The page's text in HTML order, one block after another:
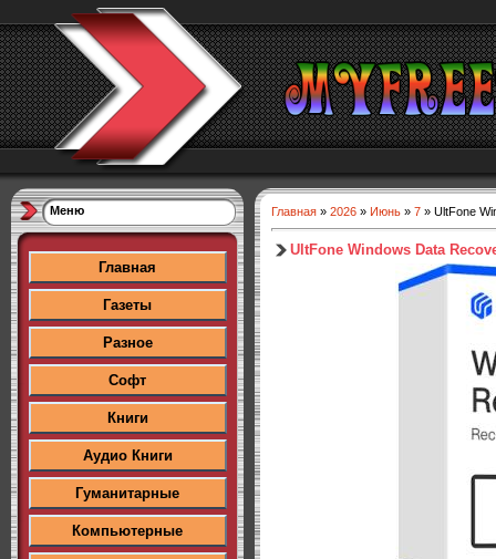
Меню
Главная
Газеты
Разное
Софт
Книги
Аудио Книги
Гуманитарные
Компьютерные
Главная » 2026 » Июнь » 7 » UltFone
UltFone Windows Data